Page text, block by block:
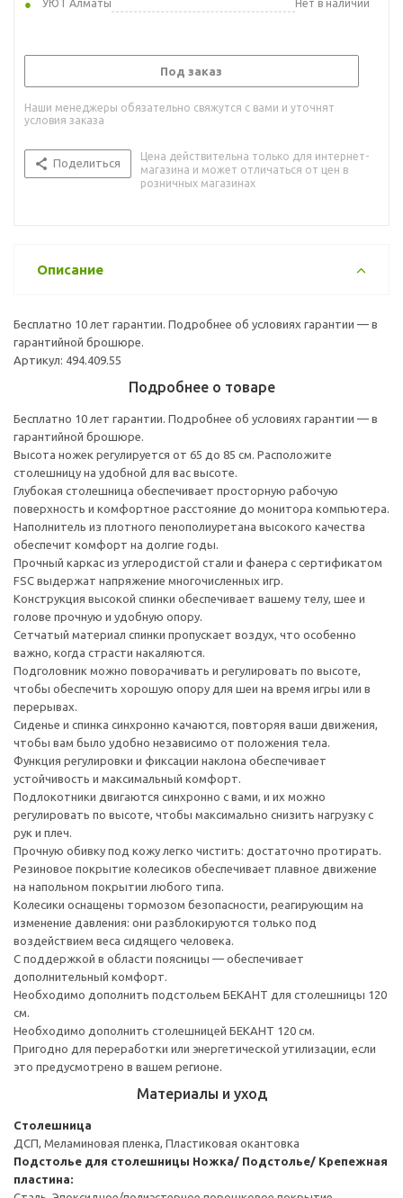
УЮТ Алматы
Нет в наличии
Под заказ
Наши менеджеры обязательно свяжутся с вами и уточнят
условия заказа
Поделиться
Цена действительна только для интернет-
магазина и может отличаться от цен в
розничных магазинах
Описание
Бесплатно 10 лет гарантии. Подробнее об условиях гарантии — в
гарантийной брошюре.
Артикул: 494.409.55
Подробнее о товаре
Бесплатно 10 лет гарантии. Подробнее об условиях гарантии — в
гарантийной брошюре.
Высота ножек регулируется от 65 до 85 см. Расположите
столешницу на удобной для вас высоте.
Глубокая столешница обеспечивает просторную рабочую
поверхность и комфортное расстояние до монитора компьютера.
Наполнитель из плотного пенополиуретана высокого качества
обеспечит комфорт на долгие годы.
Прочный каркас из углеродистой стали и фанера с сертификатом
FSC выдержат напряжение многочисленных игр.
Конструкция высокой спинки обеспечивает вашему телу, шее и
голове прочную и удобную опору.
Сетчатый материал спинки пропускает воздух, что особенно
важно, когда страсти накаляются.
Подголовник можно поворачивать и регулировать по высоте,
чтобы обеспечить хорошую опору для шеи на время игры или в
перерывах.
Сиденье и спинка синхронно качаются, повторяя ваши движения,
чтобы вам было удобно независимо от положения тела.
Функция регулировки и фиксации наклона обеспечивает
устойчивость и максимальный комфорт.
Подлокотники двигаются синхронно с вами, и их можно
регулировать по высоте, чтобы максимально снизить нагрузку с
рук и плеч.
Прочную обивку под кожу легко чистить: достаточно протирать.
Резиновое покрытие колесиков обеспечивает плавное движение
на напольном покрытии любого типа.
Колесики оснащены тормозом безопасности, реагирующим на
изменение давления: они разблокируются только под
воздействием веса сидящего человека.
С поддержкой в области поясницы — обеспечивает
дополнительный комфорт.
Необходимо дополнить подстольем БЕКАНТ для столешницы 120
см.
Необходимо дополнить столешницей БЕКАНТ 120 см.
Пригодно для переработки или энергетической утилизации, если
это предусмотрено в вашем регионе.
Материалы и уход
Столешница
ДСП, Меламиновая пленка, Пластиковая окантовка
Подстолье для столешницы Ножка/ Подстолье/ Крепежная
пластина: